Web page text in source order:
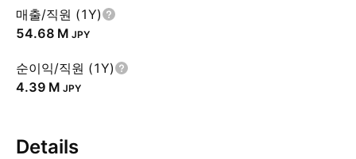
매출/직원 (1Y)
‪54.68 M‬ JPY
순이익/직원 (1Y)
‪4.39 M‬ JPY
Details